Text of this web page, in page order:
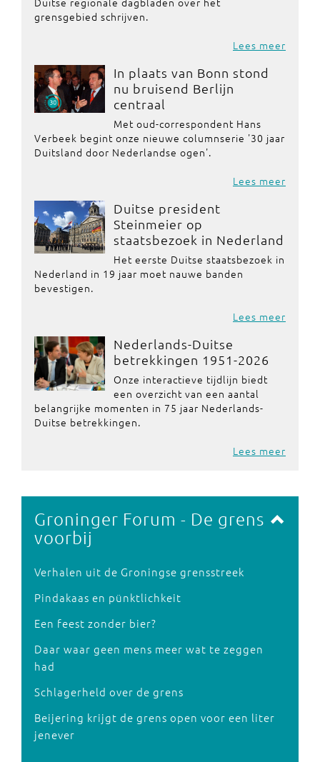
grensgebied schrijven.
Lees meer
In plaats van Bonn stond
nu bruisend Berlijn
centraal
Met oud-correspondent Hans
Verbeek begint onze nieuwe columnserie '30 jaar
Duitsland door Nederlandse ogen'.
Lees meer
Duitse president
Steinmeier op
staatsbezoek in Nederland
Het eerste Duitse staatsbezoek in
Nederland in 19 jaar moet nauwe banden
bevestigen.
Lees meer
Nederlands-Duitse
betrekkingen 1951-2026
Onze interactieve tijdlijn biedt
een overzicht van een aantal
belangrijke momenten in 75 jaar Nederlands-
Duitse betrekkingen.
Lees meer
Groninger Forum - De grens
voorbij
Verhalen uit de Groningse grensstreek
Pindakaas en pünktlichkeit
Een feest zonder bier?
Daar waar geen mens meer wat te zeggen
had
Schlagerheld over de grens
Beijering krijgt de grens open voor een liter
jenever